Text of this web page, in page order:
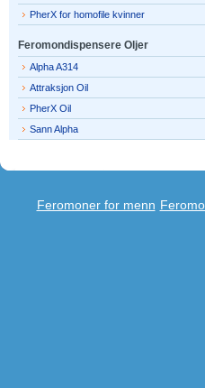
PherX for homofile kvinner
Feromondispensere Oljer
Alpha A314
Attraksjon Oil
PherX Oil
Sann Alpha
Feromoner for menn